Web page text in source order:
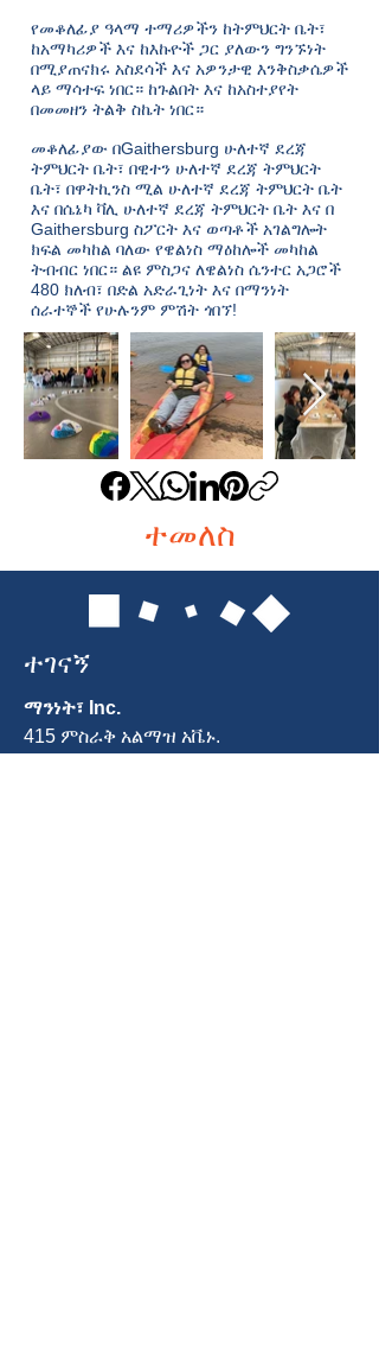
የመቆለፊያ ዓላማ ተማሪዎችን ከትምህርት ቤት፣
ከአማካሪዎች እና ከእኩዮች ጋር ያለውን ግንኙነት
በሚያጠናክሩ አስደሳች እና አዎንታዊ እንቅስቃሴዎች
ላይ ማሳተፍ ነበር። ከጉልበት እና ከአስተያየት
በመመዘን ትልቅ ስኬት ነበር።
መቆለፊያው በGaithersburg ሁለተኛ ደረጃ
ትምህርት ቤት፣ በዊተን ሁለተኛ ደረጃ ትምህርት
ቤት፣ በዋትኪንስ ሚል ሁለተኛ ደረጃ ትምህርት ቤት
እና በሴኔካ ቫሊ ሁለተኛ ደረጃ ትምህርት ቤት እና በ
Gaithersburg ስፖርት እና ወጣቶች አገልግሎት
ክፍል መካከል ባለው የዌልነስ ማዕከሎች መካከል
ትብብር ነበር። ልዩ ምስጋና ለዌልነስ ሴንተር አጋሮች
480 ክለብ፣ በድል አድራጊነት እና በማንነት
ሰራተኞች የሁሉንም ምሽት ጎበኘ!
ተመለስ
ተገናኝ
ማንነት፣ Inc.
415 ምስራቅ አልማዝ አቬኑ.